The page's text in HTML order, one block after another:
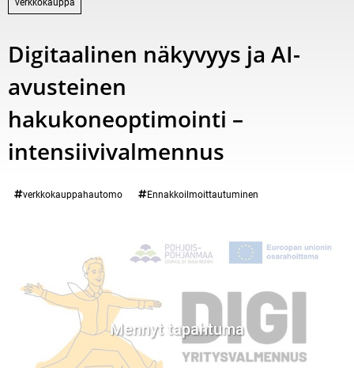
verkkokauppa
Digitaalinen näkyvyys ja AI-
avusteinen
hakukoneoptimointi –
intensiivivalmennus
verkkokauppahautomo Kategoria:
Ennakkoilmoittautuminen
Mennyt tapahtuma